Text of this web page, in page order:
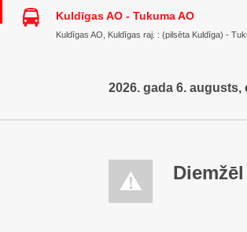
Kuldīgas AO - Tukuma AO
Kuldīgas AO, Kuldīgas raj. : (pilsēta Kuldīga) -
2026. gada 6. augusts,